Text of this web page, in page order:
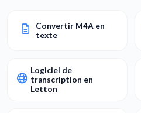
Convertir M4A en
texte
Logiciel de
transcription en
Letton